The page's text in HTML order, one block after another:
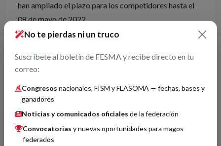
han ampliado el plazo para los competidores hasta el
08 de mayo de 2022.
Click en la lista para leer el documento
Descargar PDF
Entradas relacionadas
Aprobado nuevo reglamento de asignación de avales FISM
de FESMA
No te pierdas ni un truco
Suscríbete al boletín de FESMA y recibe directo en tu
correo:
Congresos nacionales, FISM y FLASOMA — fechas, bases y
ganadores
Noticias y comunicados oficiales de la federación
Convocatorias y nuevas oportunidades para magos
federados